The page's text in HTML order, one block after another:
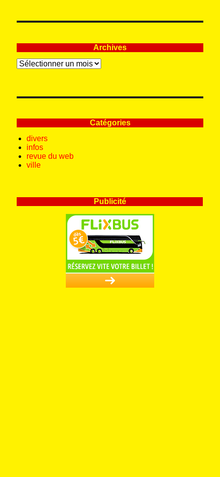
Archives
Archives
Catégories
divers
infos
revue du web
ville